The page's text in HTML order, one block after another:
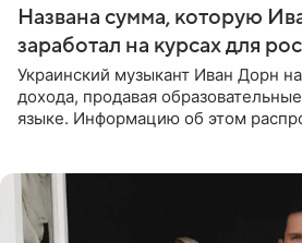
Названа сумма, которую
заработал на курсах для
Украинский музыкант Иван Дорн
дохода, продавая
языке. Информацию об этом